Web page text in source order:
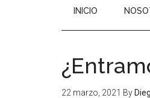
INICIO
22 marzo, 2021 By